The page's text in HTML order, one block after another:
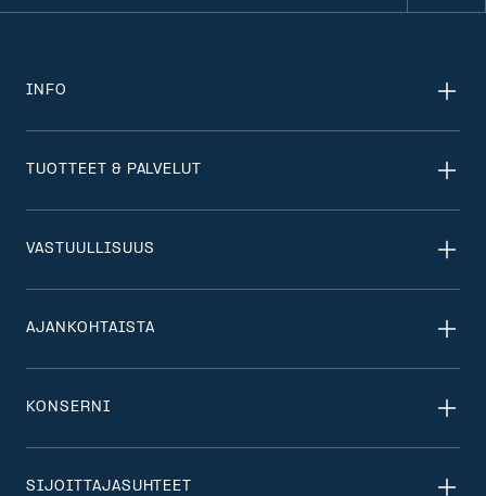
INFO
TUOTTEET & PALVELUT
VASTUULLISUUS
AJANKOHTAISTA
KONSERNI
SIJOITTAJASUHTEET